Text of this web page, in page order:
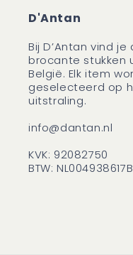
D'Antan
Bij D’Antan vind
brocante stukken
België. Elk item
geselecteerd op
uitstraling.
info@dantan.nl
KVK: 92082750
BTW: